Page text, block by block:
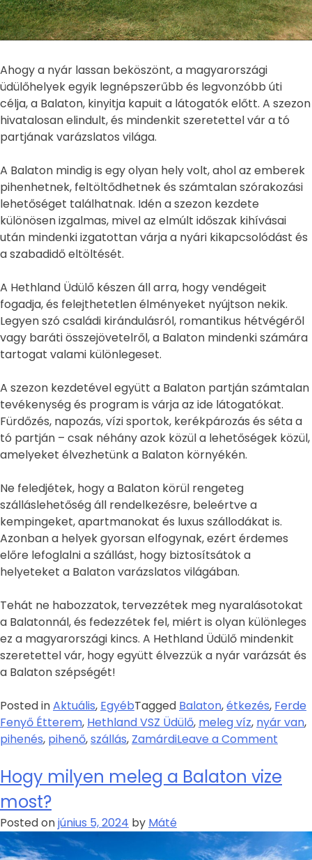
Ahogy a nyár lassan beköszönt, a magyarországi
üdülőhelyek egyik legnépszerűbb és legvonzóbb úti
célja, a Balaton, kinyitja kapuit a látogatók előtt. A szezon
hivatalosan elindult, és mindenkit szeretettel vár a tó
partjának varázslatos világa.
A Balaton mindig is egy olyan hely volt, ahol az emberek
pihenhetnek, feltöltődhetnek és számtalan szórakozási
lehetőséget találhatnak. Idén a szezon kezdete
különösen izgalmas, mivel az elmúlt időszak kihívásai
után mindenki izgatottan várja a nyári kikapcsolódást és
a szabadidő eltöltését.
A Hethland Üdülő készen áll arra, hogy vendégeit
fogadja, és felejthetetlen élményeket nyújtson nekik.
Legyen szó családi kirándulásról, romantikus hétvégéről
vagy baráti összejövetelről, a Balaton mindenki számára
tartogat valami különlegeset.
A szezon kezdetével együtt a Balaton partján számtalan
tevékenység és program is várja az ide látogatókat.
Fürdőzés, napozás, vízi sportok, kerékpározás és séta a
tó partján – csak néhány azok közül a lehetőségek közül,
amelyeket élvezhetünk a Balaton környékén.
Ne feledjétek, hogy a Balaton körül rengeteg
szálláslehetőség áll rendelkezésre, beleértve a
kempingeket, apartmanokat és luxus szállodákat is.
Azonban a helyek gyorsan elfogynak, ezért érdemes
előre lefoglalni a szállást, hogy biztosítsátok a
helyeteket a Balaton varázslatos világában.
Tehát ne habozzatok, tervezzétek meg nyaralásotokat
a Balatonnál, és fedezzétek fel, miért is olyan különleges
ez a magyarországi kincs. A Hethland Üdülő mindenkit
szeretettel vár, hogy együtt élvezzük a nyár varázsát és
a Balaton szépségét!
Posted inAktuális, EgyébTagged Balaton,étkezés, Ferde
Fenyő Étterem, Hethland VSZ Üdülő, meleg víz, nyár van,
pihenés, pihenő,szállás, ZamárdiLeave a Comment
Hogy milyen meleg a Balaton vize
most?
Posted onjúnius 5, 2024 by Máté